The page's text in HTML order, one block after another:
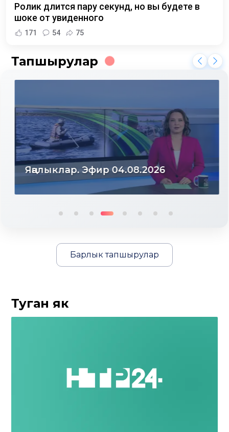
Ролик длится пару секунд, но вы будете в
шоке от увиденного
171 54 75
Тапшырулар
Яңалыклар. Эфир 04.08.2026
Барлык тапшырулар
Туган як